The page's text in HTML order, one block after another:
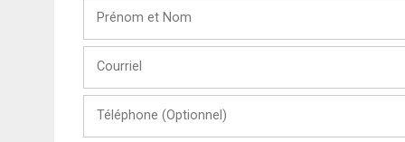
Nom
(Optionnel)